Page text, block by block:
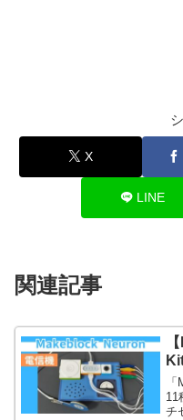
X
LINE
関連記事
11
チ